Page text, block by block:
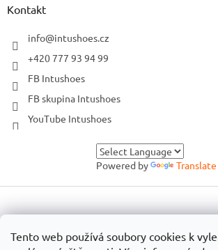
Tento web používá soubory cookies k
Kontakt
info@intushoes.cz
+420 777 93 94 99
FB Intushoes
FB skupina Intushoes
YouTube Intushoes
Powered by Translate